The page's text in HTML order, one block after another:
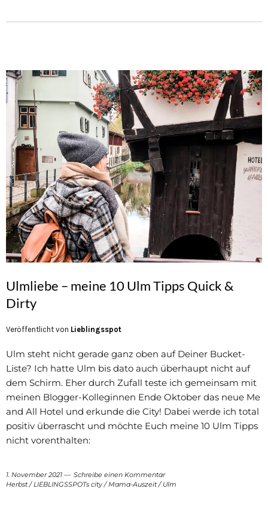
Ulmliebe – meine 10 Ulm Tipps Quick &
Dirty
Veröffentlicht von Lieblingsspot
Ulm steht nicht gerade ganz oben auf Deiner Bucket-
Liste? Ich hatte Ulm bis dato auch überhaupt nicht auf
dem Schirm. Eher durch Zufall teste ich gemeinsam mit
meinen Blogger-Kolleginnen Ende Oktober das neue Me
and All Hotel und erkunde die City! Dabei werde ich total
positiv überrascht und möchte Euch meine 10 Ulm Tipps
nicht vorenthalten:
1. November 2021
Schreibe einen Kommentar
Herbst/LIEBLINGSSPOTs city/Mama-Auszeit/ Ulm